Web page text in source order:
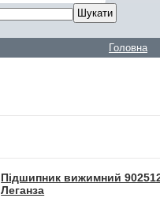
Головна
Підшипник вижимний
Леганза